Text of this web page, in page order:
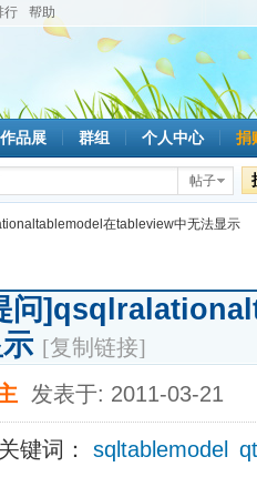
行 帮助
作品展 群组 个人中心 捐
帖子
在tableview中无法显示
问]
[复制链接]
发表于: 2011-03-21
关键词： sqltablemodel